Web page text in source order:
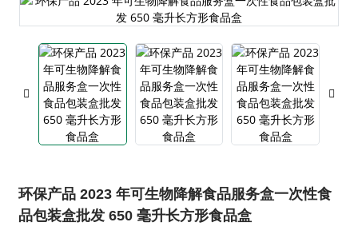
环保产品 2023 年可生物降解食品服务盒一次性食
品包装盒批发 650 毫升长方形食品盒